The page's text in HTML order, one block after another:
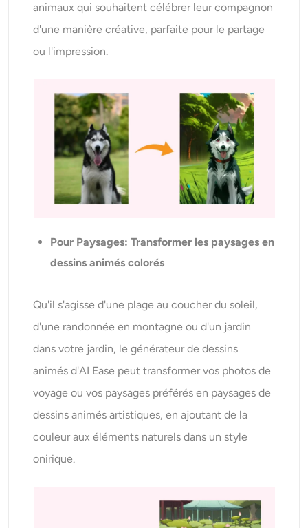
animaux qui souhaitent célébrer leur compagnon
d'une manière créative, parfaite pour le partage
ou l'impression.
Pour Paysages: Transformer les paysages en
dessins animés colorés
Qu'il s'agisse d'une plage au coucher du soleil,
d'une randonnée en montagne ou d'un jardin
dans votre jardin, le générateur de dessins
animés d'AI Ease peut transformer vos photos de
voyage ou vos paysages préférés en paysages de
dessins animés artistiques, en ajoutant de la
couleur aux éléments naturels dans un style
onirique.